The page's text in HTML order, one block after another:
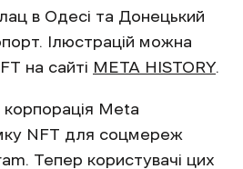
в Одесі та Донецький
Ілюстрацій можна
на сайті META HISTORY.
корпорація Meta
NFT для соцмереж
Тепер користувачі цих